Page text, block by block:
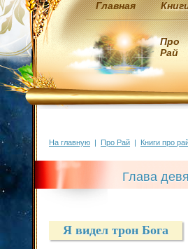
Главная
Про
Рай
На главную | Про Рай | Книги про
Глава
Я видел трон Бога